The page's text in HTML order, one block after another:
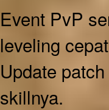
Event PvP
leveling
Update
skillnya.